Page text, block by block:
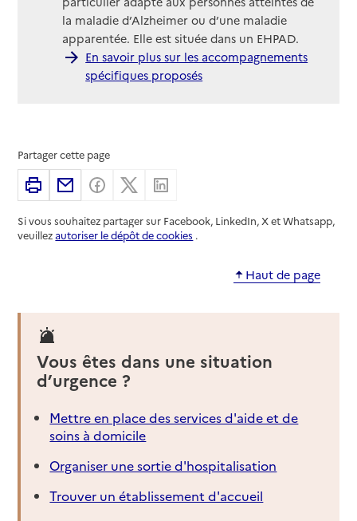
la maladie d’Alzheimer ou d’une maladie
apparentée. Elle est située dans un EHPAD.
En savoir plus sur les accompagnements
spécifiques proposés
Partager cette page
ImprimerPartager par email
Partager sur Facebook
Partager sur X
Si vous souhaitez partager sur Facebook, LinkedIn, X et Whatsapp,
veuillezautoriser le dépôt de cookies .
Haut de page
Vous êtes dans une situation
d’urgence ?
Mettre en place des services d'aide et de
soins à domicile
Organiser une sortie d'hospitalisation
Trouver un établissement d'accueil